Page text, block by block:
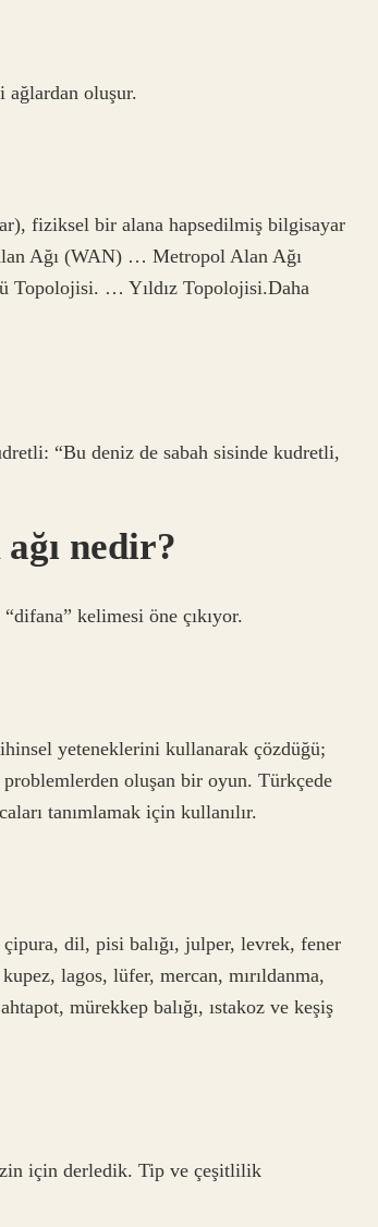
ağlardan oluşur.
fiziksel bir alana hapsedilmiş bilgisayar
Ağı (WAN) … Metropol Alan Ağı
… Yıldız Topolojisi.Daha
“Bu deniz de sabah sisinde kudretli,
nedir?
kelimesi öne çıkıyor.
yeteneklerini kullanarak çözdüğü;
oluşan bir oyun. Türkçede
tanımlamak için kullanılır.
dil, pisi balığı, julper, levrek, fener
lagos, lüfer, mercan, mırıldanma,
mürekkep balığı, ıstakoz ve keşiş
için derledik. Tip ve çeşitlilik